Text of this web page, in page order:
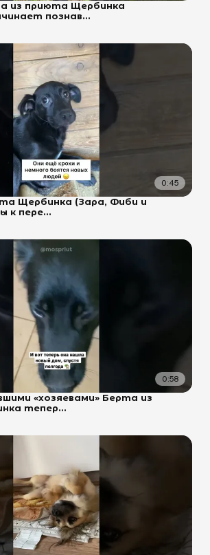
из приюта Щербинка
познав...
0:45
Щербинка (Зара, Фиби и
к пере...
0:58
«хозяевами» Берта из
тепер...